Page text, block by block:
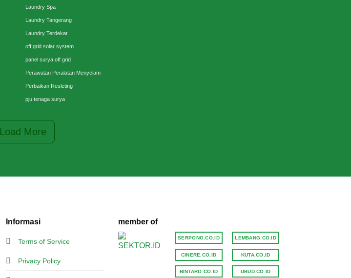
Laundry Spa
Laundry Tangerang
Laundry Terdekat
off grid solar system
panel surya off grid
Perawatan Peralatan Menyelam
Perbaikan Resleting
pju tenaga surya
Load More
Informasi
Terms of Service
Privacy Policy
member of
SERPONG.CO.ID
CINERE.CO.ID
BINTARO.CO.ID
LEMBANG.CO.ID
KUTA.CO.ID
UBUD.CO.ID